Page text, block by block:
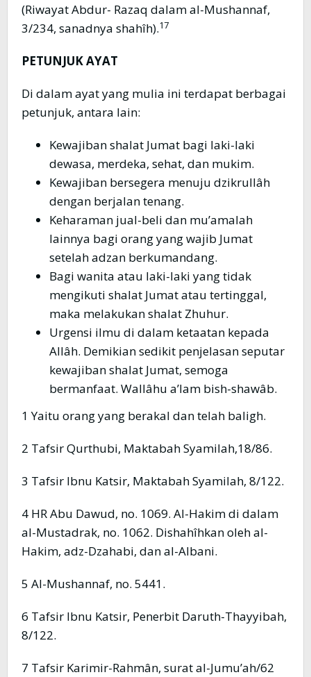
(Riwayat Abdur- Razaq dalam al-Mushannaf,
3/234, sanadnya shahîh).17
PETUNJUK AYAT
Di dalam ayat yang mulia ini terdapat berbagai
petunjuk, antara lain:
Kewajiban shalat Jumat bagi laki-laki
dewasa, merdeka, sehat, dan mukim.
Kewajiban bersegera menuju dzikrullâh
dengan berjalan tenang.
Keharaman jual-beli dan mu’amalah
lainnya bagi orang yang wajib Jumat
setelah adzan berkumandang.
Bagi wanita atau laki-laki yang tidak
mengikuti shalat Jumat atau tertinggal,
maka melakukan shalat Zhuhur.
Urgensi ilmu di dalam ketaatan kepada
Allâh. Demikian sedikit penjelasan seputar
kewajiban shalat Jumat, semoga
bermanfaat. Wallâhu a’lam bish-shawâb.
1 Yaitu orang yang berakal dan telah baligh.
2 Tafsir Qurthubi, Maktabah Syamilah,18/86.
3 Tafsir Ibnu Katsir, Maktabah Syamilah, 8/122.
4 HR Abu Dawud, no. 1069. Al-Hakim di dalam
al-Mustadrak, no. 1062. Dishahîhkan oleh al-
Hakim, adz-Dzahabi, dan al-Albani.
5 Al-Mushannaf, no. 5441.
6 Tafsir Ibnu Katsir, Penerbit Daruth-Thayyibah,
8/122.
7 Tafsir Karimir-Rahmân, surat al-Jumu’ah/62